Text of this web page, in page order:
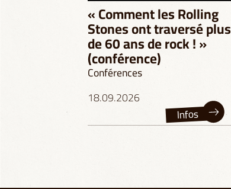
« Comment les Rolling
Stones ont traversé plus
de 60 ans de rock ! »
(conférence)
Conférences
18.09.2026
Infos